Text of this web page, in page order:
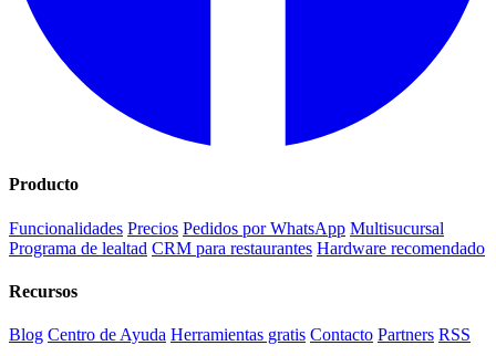
Producto
Funcionalidades Precios Pedidos por WhatsApp Multisucursal
Programa de lealtad CRM para restaurantes Hardware recomendado
Recursos
Blog Centro de Ayuda Herramientas gratis Contacto Partners RSS